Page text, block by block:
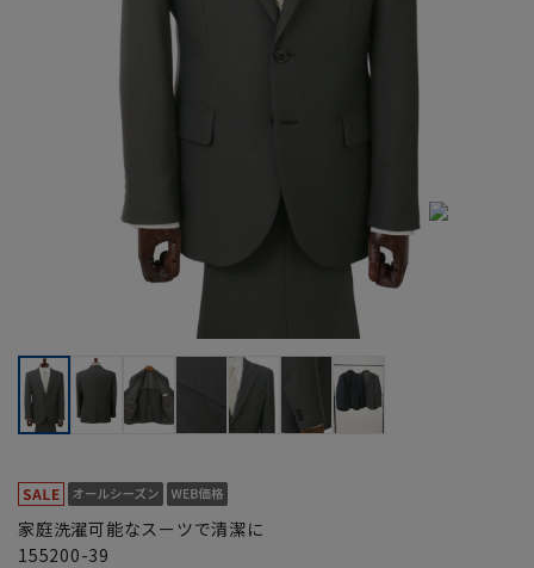
家庭洗濯可能なスーツで清潔に
155200-39